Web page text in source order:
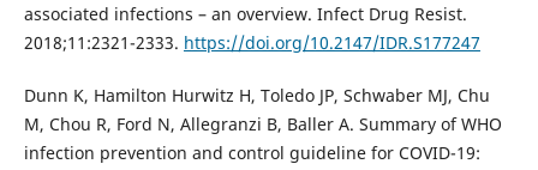
associated infections – an overview. Infect Drug Resist.
2018;11:2321-2333. https://doi.org/10.2147/IDR.S177247
Dunn K, Hamilton Hurwitz H, Toledo JP, Schwaber MJ, Chu
M, Chou R, Ford N, Allegranzi B, Baller A. Summary of WHO
infection prevention and control guideline for COVID-19: